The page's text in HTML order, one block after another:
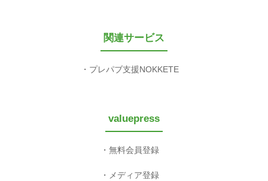
関連サービス
プレパブ支援NOKKETE
valuepress
無料会員登録
メディア登録